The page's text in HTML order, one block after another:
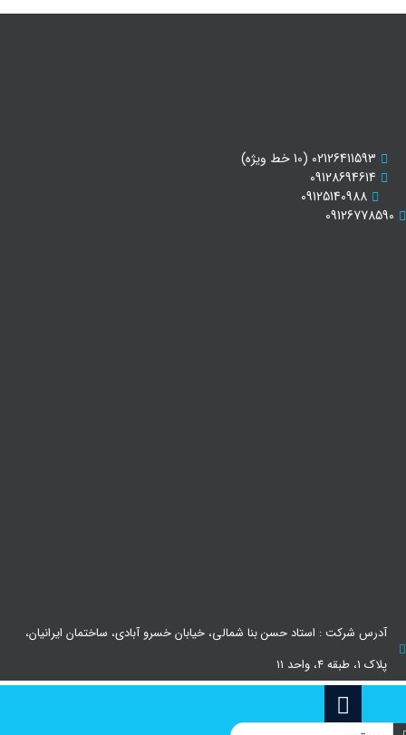
02126411593 (10 خط ویژه)
09128694614
09125140988
09126778590
آدرس شرکت : استاد حسن بنا شمالی، خیابان خسرو آبادی، ساختمان ایرانیان،
پلاک ۱، طبقه ۴، واحد ۱۱